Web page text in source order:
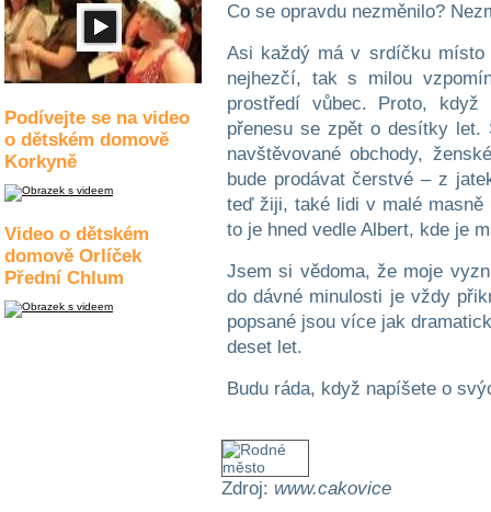
Podívejte se na video
o dětském domově
Korkyně
Video o dětském
domově Orlíček
Přední Chlum
Co se opravdu nezměnilo?
Asi každý má v srdíčku místo
nejhezčí, tak s milou
prostředí vůbec. Proto,
přenesu se zpět o desítky let.
navštěvované obchody,
bude prodávat čerstvé – z
teď žiji, také lidi v malé
to je hned vedle Albert, kde je
Jsem si vědoma, že moje
do dávné minulosti je vždy
popsané jsou více jak
deset let.
Budu ráda, když napíšete o
Zdroj: www.cakovice